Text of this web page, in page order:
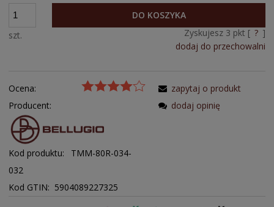
szt.
DO KOSZYKA
Zyskujesz 3 pkt [ ? ]
dodaj do przechowalni
Ocena:
Producent:
Kod produktu:
TMM-80R-034-
032
Kod GTIN: 5904089227325
zapytaj o produkt
dodaj opinię